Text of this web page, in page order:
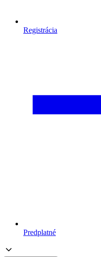
Registrácia
Predplatné